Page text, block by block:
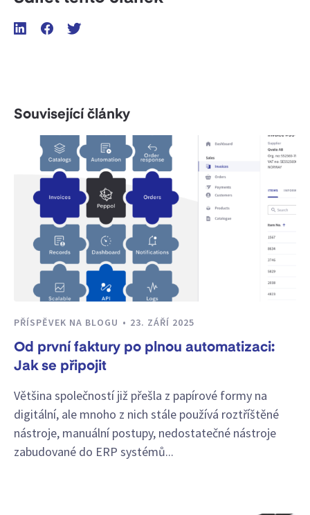
Související články
PŘÍSPĚVEK NA BLOGU 23. ZÁŘÍ 2025
Od první faktury po plnou automatizaci:
Jak se připojit
Většina společností již přešla z papírové formy na
digitální, ale mnoho z nich stále používá roztříštěné
nástroje, manuální postupy, nedostatečné nástroje
zabudované do ERP systémů...